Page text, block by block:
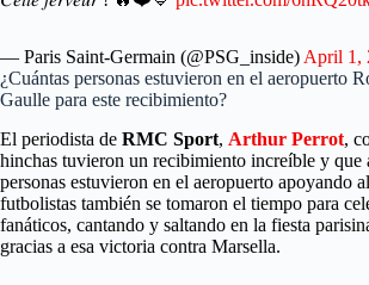
— Paris Saint-Germain (@PSG_inside) April 1,
¿Cuántas personas estuvieron en el aeropuerto
Gaulle para este recibimiento?
El periodista de RMC Sport, Arthur Perrot,
hinchas tuvieron un recibimiento increíble y que
personas estuvieron en el aeropuerto apoyando
futbolistas también se tomaron el tiempo para
fanáticos, cantando y saltando en la fiesta
gracias a esa victoria contra Marsella.